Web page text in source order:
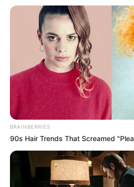
BRAINBERRIES
90s Hair Trends That Screamed